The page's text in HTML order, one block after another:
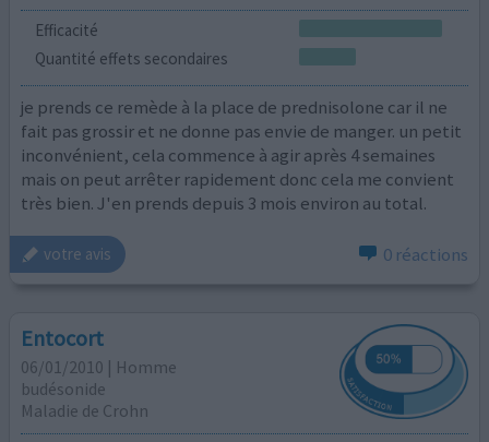
Efficacité
Quantité effets secondaires
je prends ce remède à la place de prednisolone car il ne
fait pas grossir et ne donne pas envie de manger. un petit
inconvénient, cela commence à agir après 4 semaines
mais on peut arrêter rapidement donc cela me convient
très bien. J'en prends depuis 3 mois environ au total.
votre avis 0 réactions
Entocort
06/01/2010 | Homme
budésonide
Maladie de Crohn